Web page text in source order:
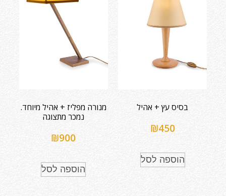
בסיס עץ + אהיל
₪450
הוספה לסל
מנורה מפליז + אהיל מיוחד.
נמכר מתצוגה
₪900
הוספה לסל